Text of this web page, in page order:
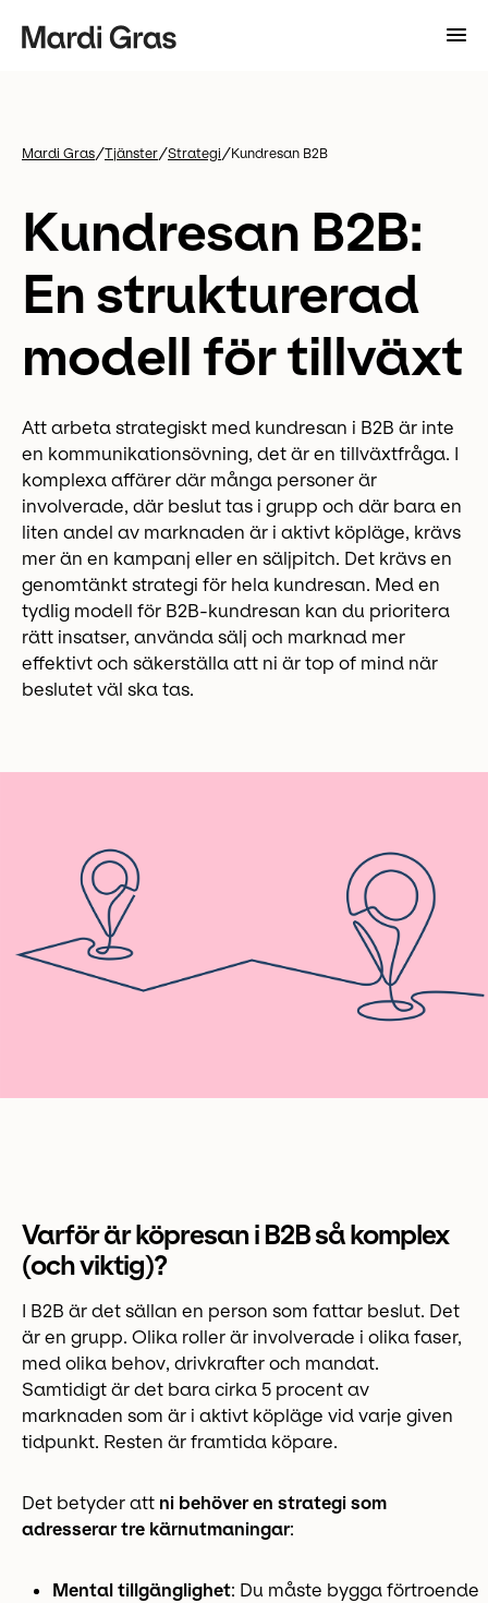
Mardi Gras/Tjänster/Strategi/Kundresan B2B
Kundresan B2B:
En strukturerad
modell för tillväxt
Att arbeta strategiskt med kundresan i B2B är inte
en kommunikationsövning, det är en tillväxtfråga. I
komplexa affärer där många personer är
involverade, där beslut tas i grupp och där bara en
liten andel av marknaden är i aktivt köpläge, krävs
mer än en kampanj eller en säljpitch. Det krävs en
genomtänkt strategi för hela kundresan. Med en
tydlig modell för B2B-kundresan kan du prioritera
rätt insatser, använda sälj och marknad mer
effektivt och säkerställa att ni är top of mind när
beslutet väl ska tas.
Varför är köpresan i B2B så komplex
(och viktig)?
I B2B är det sällan en person som fattar beslut. Det
är en grupp. Olika roller är involverade i olika faser,
med olika behov, drivkrafter och mandat.
Samtidigt är det bara cirka 5 procent av
marknaden som är i aktivt köpläge vid varje given
tidpunkt. Resten är framtida köpare.
Det betyder att ni behöver en strategi som
adresserar tre kärnutmaningar:
Mental tillgänglighet: Du måste bygga förtroende